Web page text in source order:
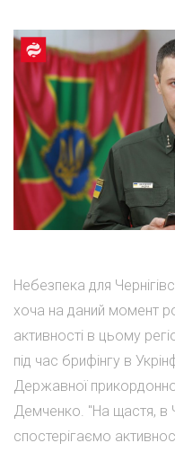
Небезпека для
хоча на даний момент
активності в цьому
під час брифінгу в
Державної
Демченко. "На щастя, в
спостерігаємо